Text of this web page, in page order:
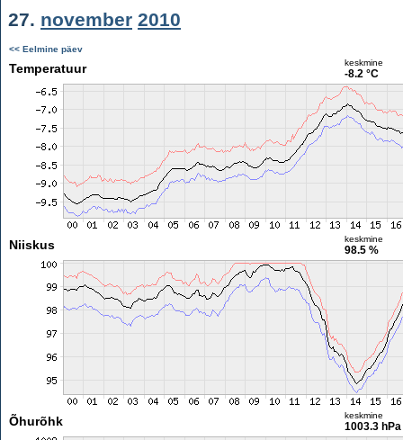
27. november 2010
<< Eelmine päev
Temperatuur keskmine
-8.2 °C
Niiskus keskmine
98.5 %
Õhurõhk keskmine
1003.3 hPa